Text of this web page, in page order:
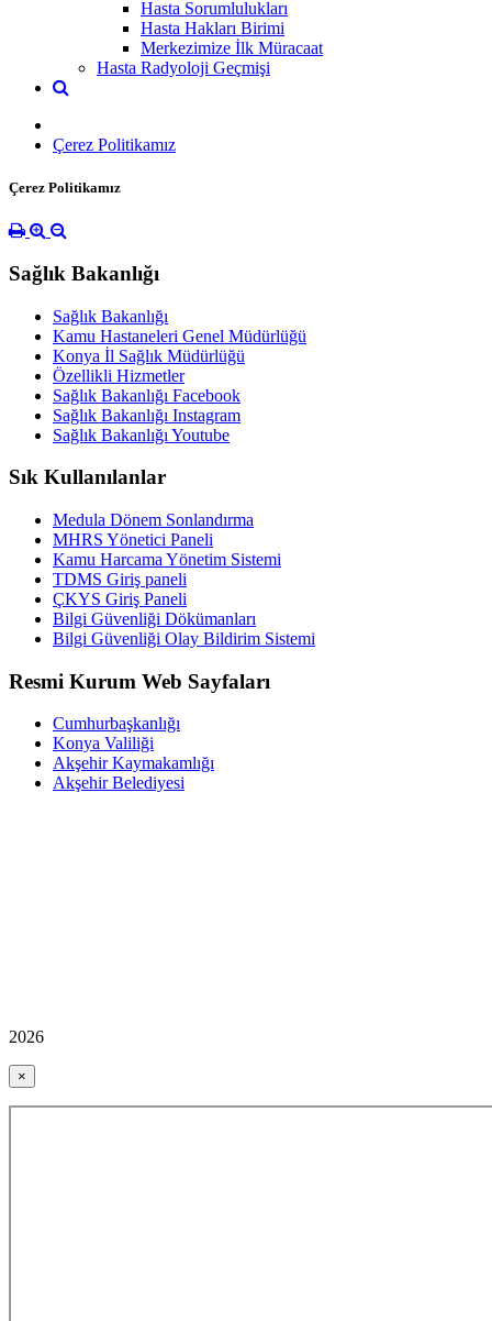
Hasta Sorumlulukları
Hasta Hakları Birimi
Merkezimize İlk Müracaat
Hasta Radyoloji Geçmişi
Çerez Politikamız
Çerez Politikamız
Sağlık Bakanlığı
Sağlık Bakanlığı
Kamu Hastaneleri Genel Müdürlüğü
Konya İl Sağlık Müdürlüğü
Özellikli Hizmetler
Sağlık Bakanlığı Facebook
Sağlık Bakanlığı Instagram
Sağlık Bakanlığı Youtube
Sık Kullanılanlar
Medula Dönem Sonlandırma
MHRS Yönetici Paneli
Kamu Harcama Yönetim Sistemi
TDMS Giriş paneli
ÇKYS Giriş Paneli
Bilgi Güvenliği Dökümanları
Bilgi Güvenliği Olay Bildirim Sistemi
Resmi Kurum Web Sayfaları
Cumhurbaşkanlığı
Konya Valiliği
Akşehir Kaymakamlığı
Akşehir Belediyesi
2026
×